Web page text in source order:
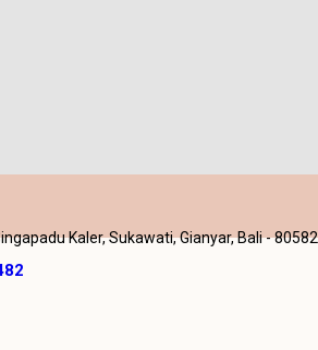
Kaler, Sukawati, Gianyar, Bali - 80582